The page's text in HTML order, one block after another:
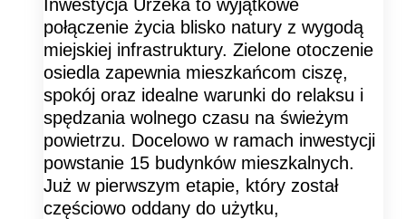
Inwestycja Urzeka to wyjątkowe
połączenie życia blisko natury z wygodą
miejskiej infrastruktury. Zielone otoczenie
osiedla zapewnia mieszkańcom ciszę,
spokój oraz idealne warunki do relaksu i
spędzania wolnego czasu na świeżym
powietrzu. Docelowo w ramach inwestycji
powstanie 15 budynków mieszkalnych.
Już w pierwszym etapie, który został
częściowo oddany do użytku,